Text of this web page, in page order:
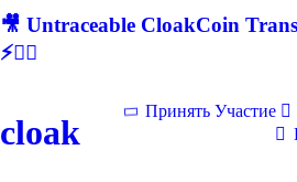
🎥 Untraceable CloakCoin
⚡🕵‍♂
cloak
Принять Участие